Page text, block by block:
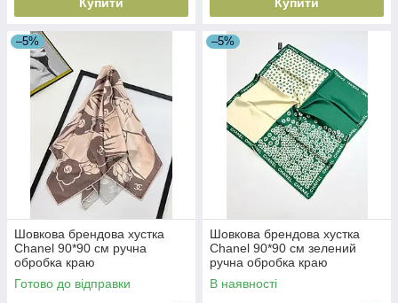
–5%
Шовкова брендова хустка
Chanel 90*90 см ручна
обробка краю
Готово до відправки
–5%
Шовкова брендова хустка
Chanel 90*90 см зелений
ручна обробка краю
В наявності